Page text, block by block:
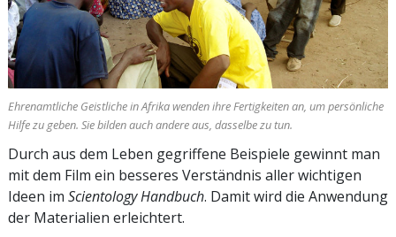
Ehrenamtliche Geistliche in Afrika wenden ihre Fertigkeiten an, um persönliche
Hilfe zu geben. Sie bilden auch andere aus, dasselbe zu tun.
Durch aus dem Leben gegriffene Beispiele gewinnt man
mit dem Film ein besseres Verständnis aller wichtigen
Ideen im Scientology Handbuch. Damit wird die Anwendung
der Materialien erleichtert.